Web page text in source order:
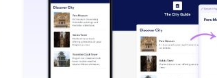
Mehr erfahren